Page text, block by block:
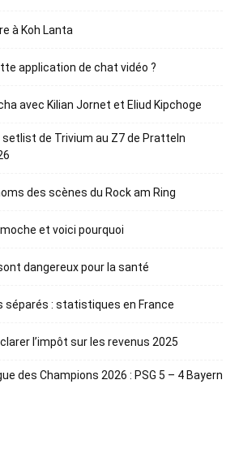
à Koh Lanta
application de chat vidéo ?
avec Kilian Jornet et Eliud Kipchoge
de Trivium au Z7 de Pratteln
des scènes du Rock am Ring
et voici pourquoi
dangereux pour la santé
séparés : statistiques en France
l’impôt sur les revenus 2025
des Champions 2026 : PSG 5 – 4 Bayern